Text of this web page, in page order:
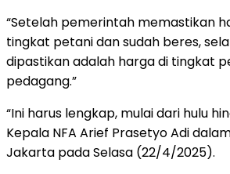
“Setelah pemerintah memastikan
tingkat petani dan sudah beres,
dipastikan adalah harga di tingkat
pedagang.”
“Ini harus lengkap, mulai dari hulu
Kepala NFA Arief Prasetyo Adi
Jakarta pada Selasa (22/4/2025).